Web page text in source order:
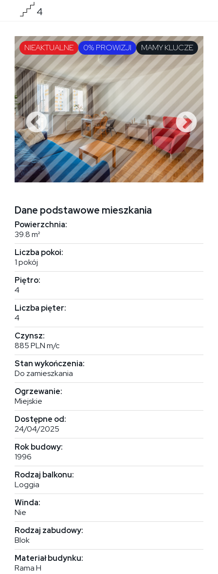
4
NIEAKTUALNE 0% PROWIZJI MAMY KLUCZE
Dane podstawowe mieszkania
Powierzchnia:
39.8 m²
Liczba pokoi:
1 pokój
Piętro:
4
Liczba pięter:
4
Czynsz:
885 PLN m/c
Stan wykończenia:
Do zamieszkania
Ogrzewanie:
Miejskie
Dostępne od:
24/04/2025
Rok budowy:
1996
Rodzaj balkonu:
Loggia
Winda:
Nie
Rodzaj zabudowy:
Blok
Materiał budynku:
Rama H